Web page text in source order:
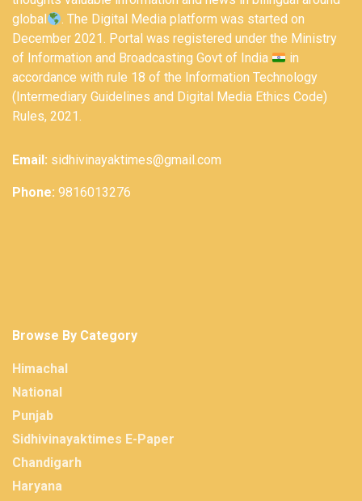
global
. The Digital Media platform was started on
December 2021. Portal was registered under the Ministry
of Information and Broadcasting Govt of India
in
accordance with rule 18 of the Information Technology
(Intermediary Guidelines and Digital Media Ethics Code)
Rules, 2021.
Email: sidhivinayaktimes@gmail.com
Phone: 9816013276
Browse By Category
Himachal
National
Punjab
Sidhivinayaktimes E-Paper
Chandigarh
Haryana